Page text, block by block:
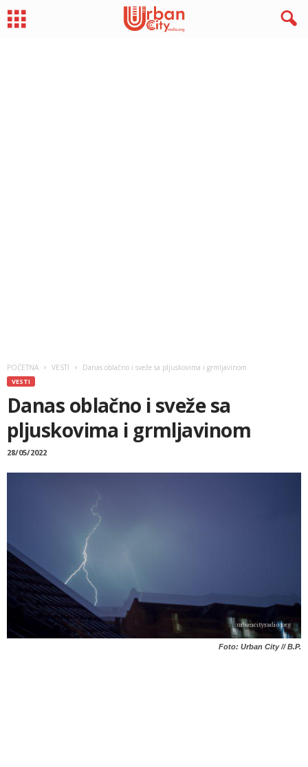
POČETNA VESTI Danas oblačno i sveže sa pljuskovima i grmljavinom
VESTI
Danas oblačno i sveže sa
pljuskovima i grmljavinom
28/05/2022
Foto: Urban City // B.P.